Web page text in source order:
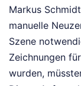
Markus
manuelle
Szene
Zeichnungen
wurden,